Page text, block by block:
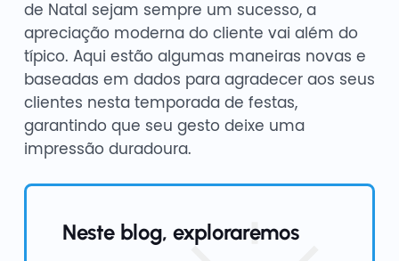
de Natal sejam sempre um sucesso, a
apreciação moderna do cliente vai além do
típico. Aqui estão algumas maneiras novas e
baseadas em dados para agradecer aos seus
clientes nesta temporada de festas,
garantindo que seu gesto deixe uma
impressão duradoura.
Neste blog, exploraremos